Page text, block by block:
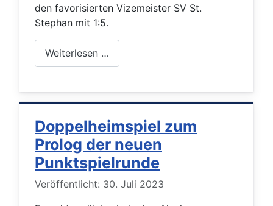
den favorisierten Vizemeister SV St.
Stephan mit 1:5.
Weiterlesen …
Doppelheimspiel zum
Prolog der neuen
Punktspielrunde
Details
Veröffentlicht: 30. Juli 2023